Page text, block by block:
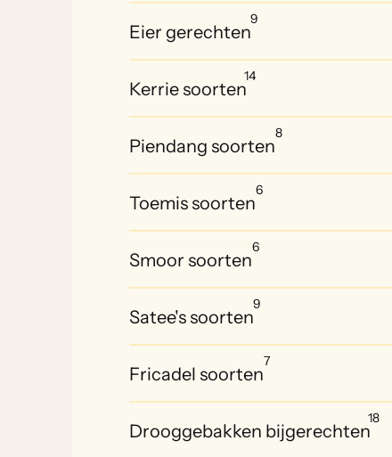
Eier gerechten
9
Kerrie soorten
14
Piendang soorten
8
Toemis soorten
6
Smoor soorten
6
Satee's soorten
9
Fricadel soorten
7
Drooggebakken bijgerechten
18